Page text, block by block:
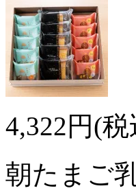
4,322円(税
朝たまご